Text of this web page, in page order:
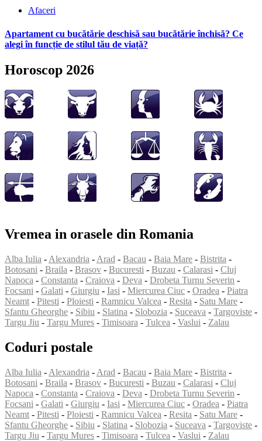
Afaceri
Apartament cu bucătărie deschisă sau bucătărie închisă? Ce
alegi în funcție de stilul tău de viață?
Horoscop 2026
Vremea in orasele din Romania
Alba Iulia - Alexandria - Arad - Bacau - Baia Mare - Bistrita -
Botosani - Braila - Brasov - Bucuresti - Buzau - Calarasi - Cluj
Napoca - Constanta - Craiova - Deva - Drobeta Turnu Severin -
Focsani - Galati - Giurgiu - Iasi - Miercurea Ciuc - Oradea - Piatra
Neamt - Pitesti - Ploiesti - Ramnicu Valcea - Resita - Satu Mare -
Sfantu Gheorghe - Sibiu - Slatina - Slobozia - Suceava - Targoviste -
Targu Jiu - Targu Mures - Timisoara - Tulcea - Vaslui - Zalau
Coduri postale
Alba Iulia - Alexandria - Arad - Bacau - Baia Mare - Bistrita -
Botosani - Braila - Brasov - Bucuresti - Buzau - Calarasi - Cluj
Napoca - Constanta - Craiova - Deva - Drobeta Turnu Severin -
Focsani - Galati - Giurgiu - Iasi - Miercurea Ciuc - Oradea - Piatra
Neamt - Pitesti - Ploiesti - Ramnicu Valcea - Resita - Satu Mare -
Sfantu Gheorghe - Sibiu - Slatina - Slobozia - Suceava - Targoviste -
Targu Jiu - Targu Mures - Timisoara - Tulcea - Vaslui - Zalau